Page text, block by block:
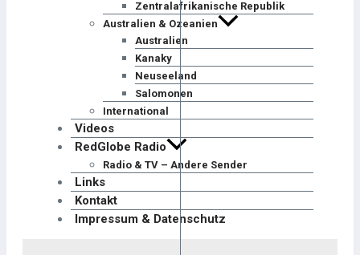
Zentralafrikanische Republik
Australien & Ozeanien
Australien
Kanaky
Neuseeland
Salomonen
International
Videos
RedGlobe Radio
Radio & TV – Andere Sender
Links
Kontakt
Impressum & Datenschutz